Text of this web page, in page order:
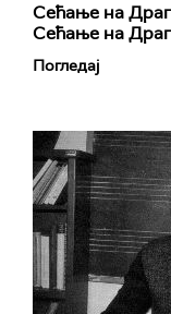
Сећање на
Сећање на
Погледај